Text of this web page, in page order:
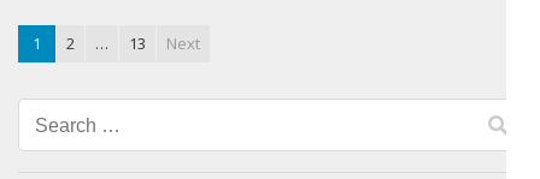
1 2 … 13 Next
Search
for: